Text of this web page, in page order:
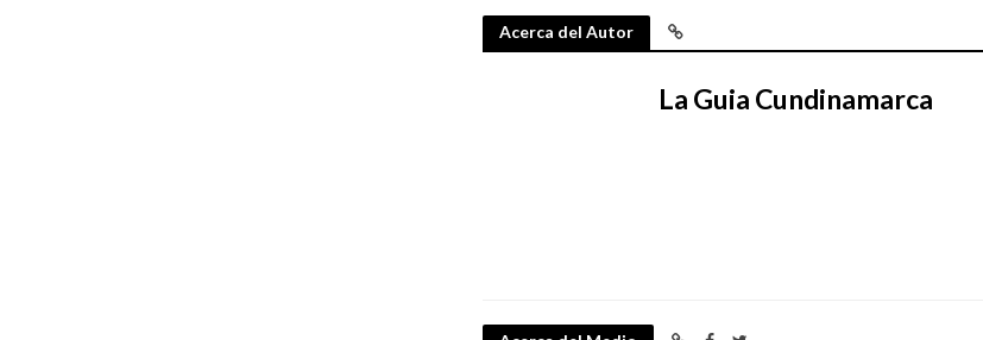
Acerca del Autor
La Guia Cundinamarca